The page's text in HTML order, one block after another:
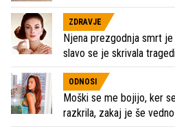
ZDRAVJE
Njena prezgodnja smrt
slavo se je skrivala
ODNOSI
Moški se me bojijo, ker
razkrila, zakaj je še